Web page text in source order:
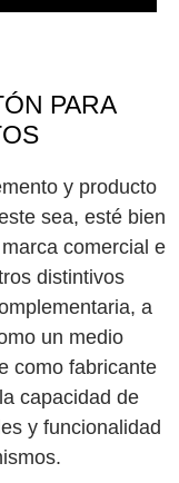
PARA
y producto
sea, esté bien
comercial e
distintivos
a
un medio
como fabricante
capacidad de
y funcionalidad